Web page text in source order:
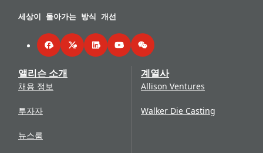
세상이 돌아가는 방식 개선
FacebookTwitterLinkedInYouTubeWeChat
앨리슨 소개
채용 정보
투자자
뉴스룸
계열사
Allison Ventures
Walker Die Casting